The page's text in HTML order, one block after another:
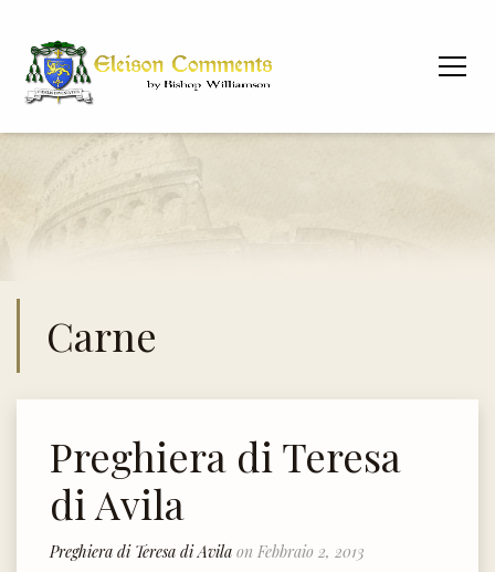
Carne
Preghiera di Teresa
di Avila
Preghiera di Teresa di Avila on Febbraio 2, 2013